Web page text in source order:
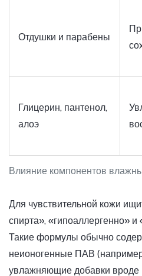
Влияние компонентов
Отдушки и парабены
Глицерин, пантенол,
алоэ
Для чувствительной кожи
спирта», «гипоаллергенно»
Такие формулы обычно
неионогенные ПАВ
увлажняющие добавки вроде